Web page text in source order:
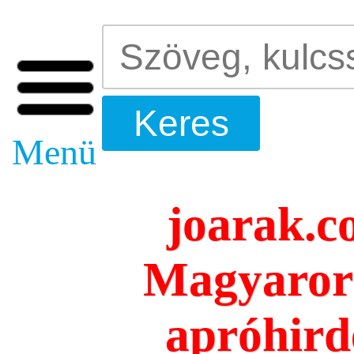
Menü